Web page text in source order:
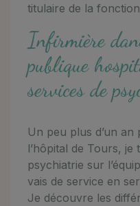
titulaire de la
Infirmière
publique
services de
Un peu plus d’un
l’hôpital de Tours, je
psychiatrie sur
vais de service en
Je découvre les